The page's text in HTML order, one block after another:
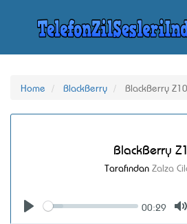
Home BlackBerry BlackBerry Z10
BlackBerry
Tarafından Zalza
Seek
00:29